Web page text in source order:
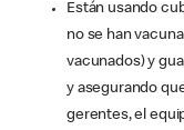
Están usando
no se han
vacunados) y
y asegurando
gerentes, el